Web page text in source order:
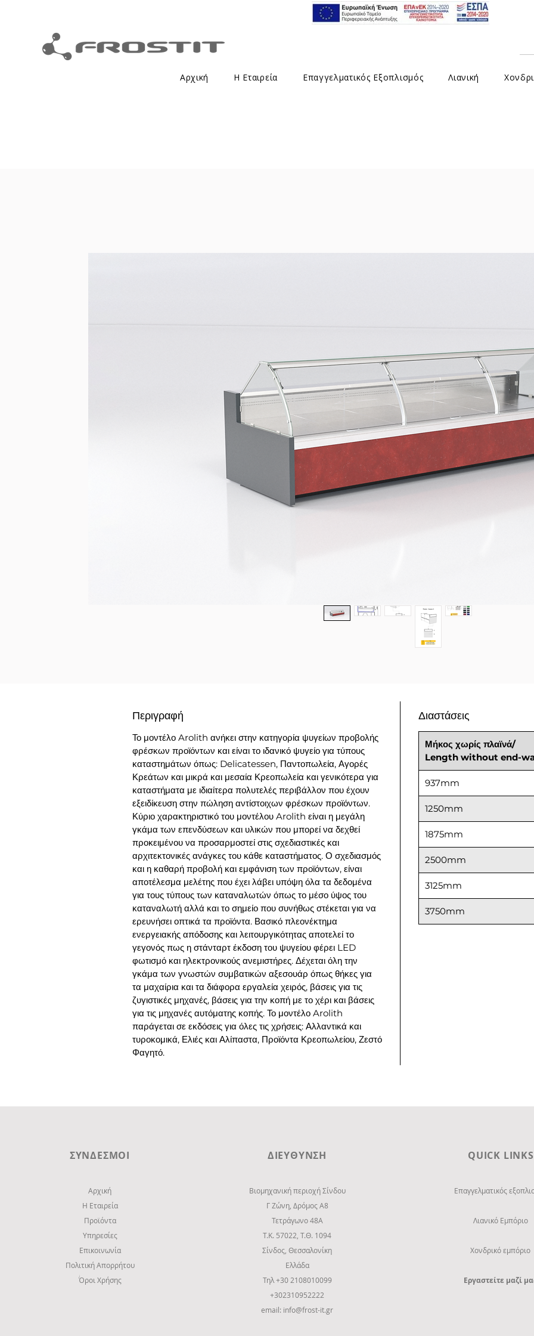
Αρχική Η Εταιρεία Επαγγελματικός Εξοπλισμός Λιανική
Περιγραφή
Το μοντέλο Arolith ανήκει στην κατηγορία ψυγείων προβολής
φρέσκων προϊόντων και είναι το ιδανικό ψυγείο για τύπους
καταστημάτων όπως: Delicatessen, Παντοπωλεία, Αγορές
Κρεάτων και μικρά και μεσαία Κρεοπωλεία και γενικότερα για
καταστήματα με ιδιαίτερα πολυτελές περιβάλλον που έχουν
εξειδίκευση στην πώληση αντίστοιχων φρέσκων προϊόντων.
Κύριο χαρακτηριστικό του μοντέλου Arolith είναι η μεγάλη
γκάμα των επενδύσεων και υλικών που μπορεί να δεχθεί
προκειμένου να προσαρμοστεί στις σχεδιαστικές και
αρχιτεκτονικές ανάγκες του κάθε καταστήματος. Ο σχεδιασμός
και η καθαρή προβολή και εμφάνιση των προϊόντων, είναι
αποτέλεσμα μελέτης που έχει λάβει υπόψη όλα τα δεδομένα
για τους τύπους των καταναλωτών όπως το μέσο ύψος του
καταναλωτή αλλά και το σημείο που συνήθως στέκεται για να
ερευνήσει οπτικά τα προϊόντα. Βασικό πλεονέκτημα
ενεργειακής απόδοσης και λειτουργικότητας αποτελεί το
γεγονός πως η στάνταρτ έκδοση του ψυγείου φέρει LED
φωτισμό και ηλεκτρονικούς ανεμιστήρες. Δέχεται όλη την
γκάμα των γνωστών συμβατικών αξεσουάρ όπως θήκες για
τα μαχαίρια και τα διάφορα εργαλεία χειρός, βάσεις για τις
ζυγιστικές μηχανές, βάσεις για την κοπή με το χέρι και βάσεις
για τις μηχανές αυτόματης κοπής. Το μοντέλο Arolith
παράγεται σε εκδόσεις για όλες τις χρήσεις: Αλλαντικά και
τυροκομικά, Ελιές και Αλίπαστα, Προϊόντα Κρεοπωλείου, Ζεστό
Φαγητό.
Διαστάσεις
Μήκος χωρίς πλαϊνά/
Length without end-
937mm
1250mm
1875mm
2500mm
3125mm
3750mm
ΣΥΝΔΕΣΜΟΙ
Αρχική
Η Εταιρεία
Προϊόντα
Υπηρεσίες
Επικοινωνία
Πολιτική Απορρήτου
Όροι Χρήσης
ΔΙΕΥΘΥΝΣΗ
Βιομηχανική περιοχή Σίνδου
Γ Ζώνη, Δρόμος Α8
Τετράγωνο 48Α
Τ.Κ. 57022, Τ.Θ. 1094
Σίνδος, Θεσσαλονίκη
Ελλάδα
Τηλ +30 2108010099
+302310952222
email: info@frost-it.gr
QUICK LINKS
Επαγγελματικός
Λιανικό Εμπόριο
Χονδρικό εμπόριο
Εργαστείτε μαζί